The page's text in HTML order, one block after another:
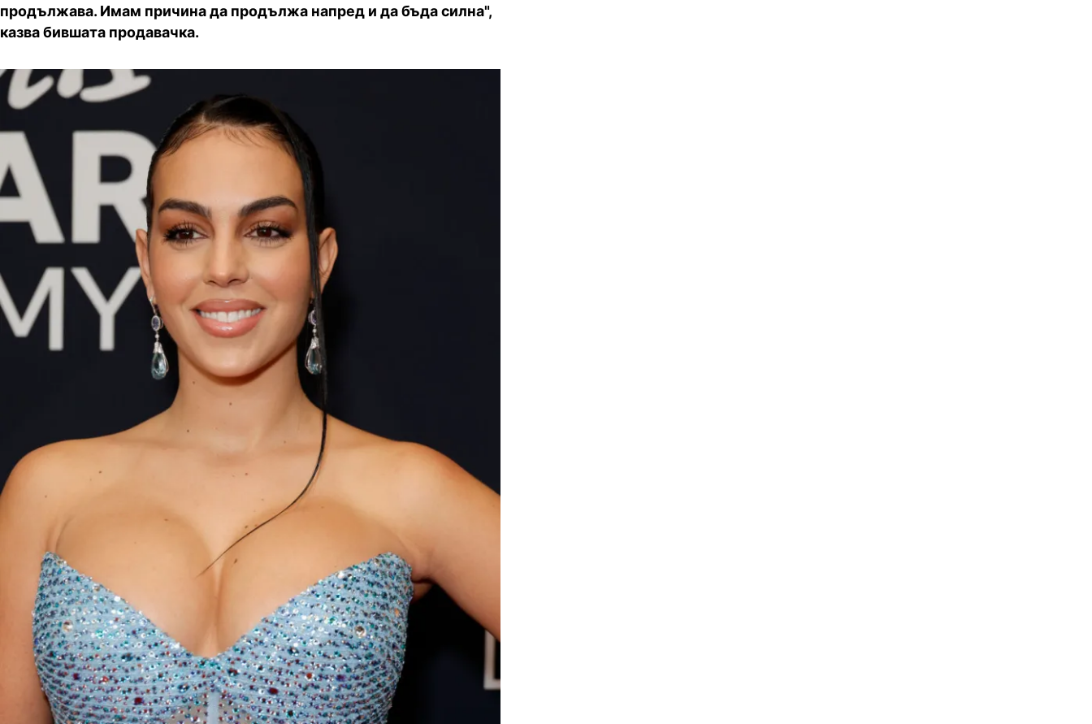
продължава. Имам причина да продължа напред и да бъда силна",
казва бившата продавачка.